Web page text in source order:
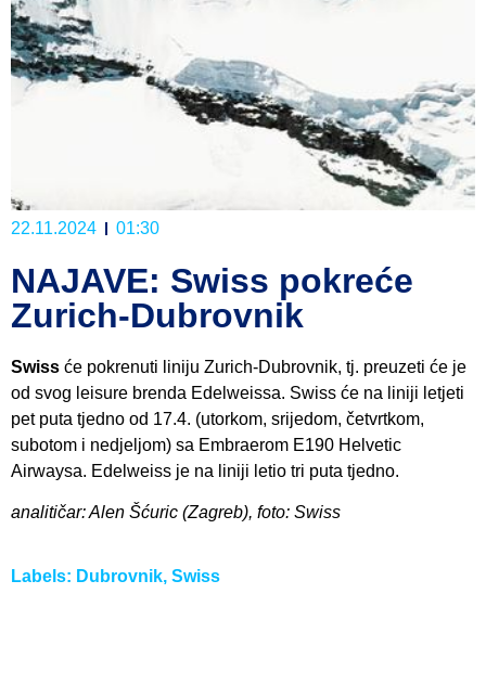
22.11.2024 01:30
NAJAVE: Swiss pokreće
Zurich-Dubrovnik
Swiss će pokrenuti liniju Zurich-Dubrovnik, tj. preuzeti će je
od svog leisure brenda Edelweissa. Swiss će na liniji letjeti
pet puta tjedno od 17.4. (utorkom, srijedom, četvrtkom,
subotom i nedjeljom) sa Embraerom E190 Helvetic
Airwaysa. Edelweiss je na liniji letio tri puta tjedno.
analitičar: Alen Šćuric (Zagreb), foto: Swiss
Labels: Dubrovnik, Swiss